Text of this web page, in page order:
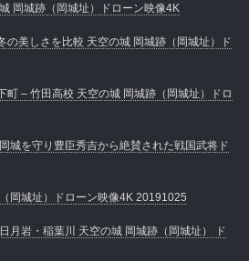
岡城跡（岡城址）ドローン映像4K
美しさを比較 天空の城 岡城跡（岡城址）ド
町 – 竹田高校 天空の城 岡城跡（岡城址）ドロ
城を守り豊臣秀吉から絶賛された戦国武将ド
岡城址）ドローン映像4K 20191025
月岩・稲葉川 天空の城 岡城跡（岡城址） ド